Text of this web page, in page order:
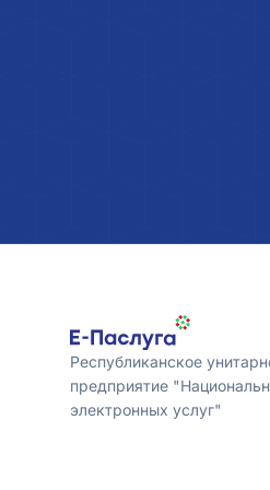
Республиканское
предприятие
электронных услуг"